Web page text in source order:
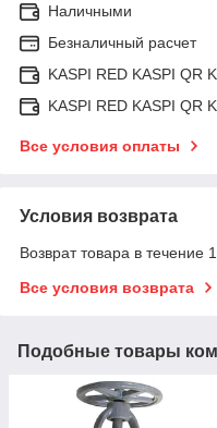
Наличными
Безналичный расчет
KASPI RED KASPI QR
KASPI RED KASPI QR
Все условия оплаты
Условия возврата
Возврат товара в течение
Все условия возврата
Подобные товары